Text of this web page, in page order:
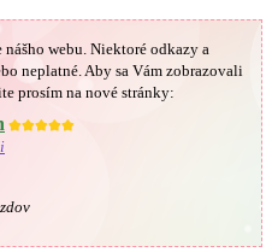
webu. Niektoré odkazy a
neplatné. Aby sa Vám zobrazovali
prosím na nové stránky:
★★★★★